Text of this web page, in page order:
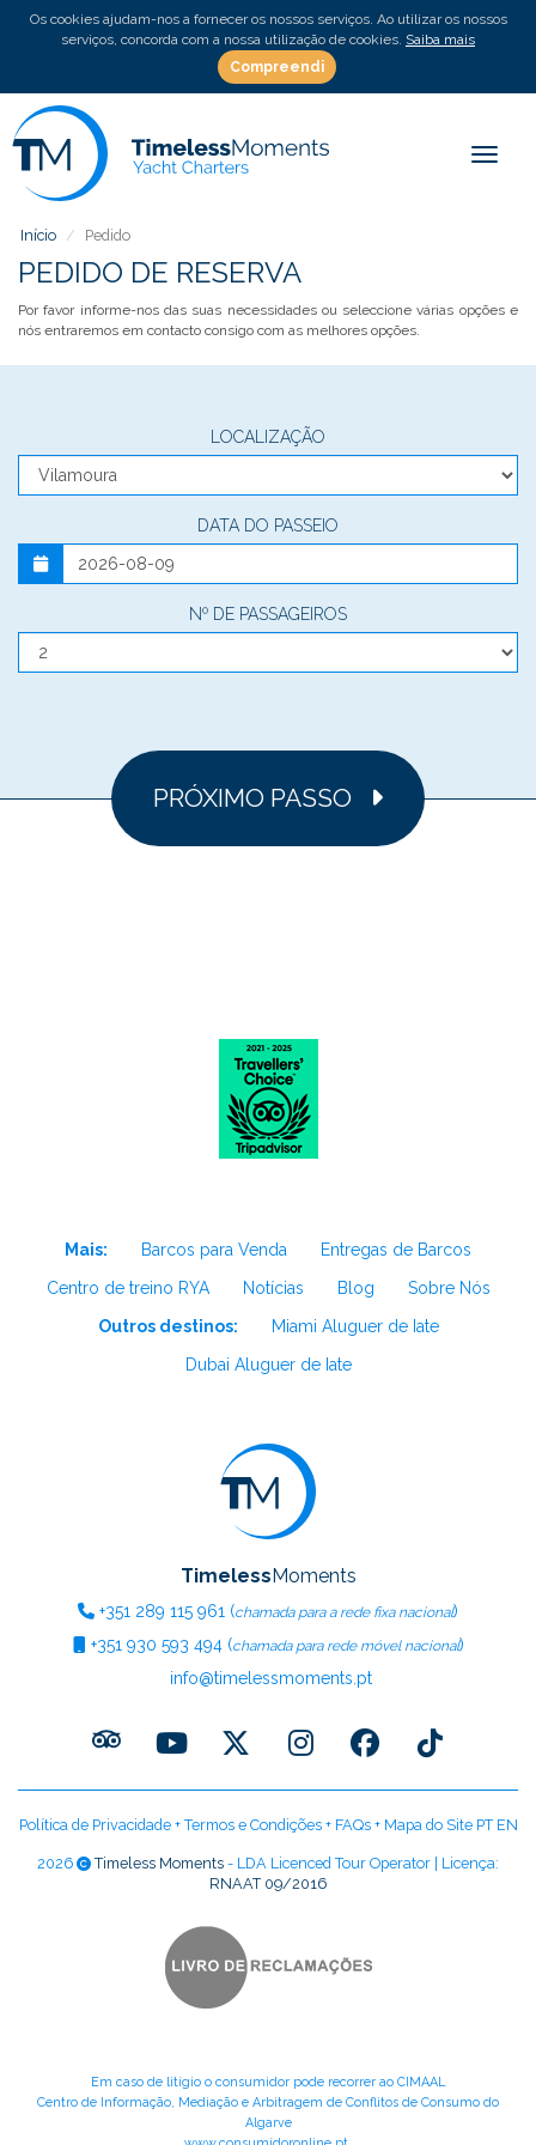
Os cookies ajudam-nos a fornecer os nossos serviços. Ao utilizar os nossos
serviços, concorda com a nossa utilização de cookies. Saiba mais
Compreendi
Início Pedido
PEDIDO DE RESERVA
Por favor informe-nos das suas necessidades ou seleccione várias opções e
nós entraremos em contacto consigo com as melhores opções.
LOCALIZAÇÃO
DATA DO PASSEIO
Nº DE PASSAGEIROS
PRÓXIMO PASSO
Mais: Barcos para Venda
Entregas de Barcos
Centro de treino RYA
Notícias Blog
Sobre Nós
Outros destinos:
Miami Aluguer de Iate
Dubai Aluguer de Iate
TimelessMoments
+351 289 115 961 (chamada para a rede fixa nacional)
+351 930 593 494(chamada para rede móvel nacional)
info@timelessmoments.pt
Política de Privacidade+Termos e Condições+ FAQs+ Mapa do Site PT EN
2026 Timeless Moments - LDA Licenced Tour Operator | Licença:
RNAAT 09/2016
Em caso de litígio o consumidor pode recorrer ao CIMAAL
Centro de Informação, Mediação e Arbitragem de Conflitos de Consumo do
Algarve